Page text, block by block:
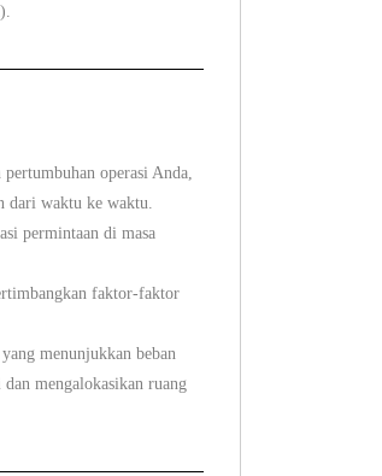
operasi Anda,
dari waktu ke waktu.
permintaan di masa
faktor-faktor
menunjukkan beban
mengalokasikan ruang